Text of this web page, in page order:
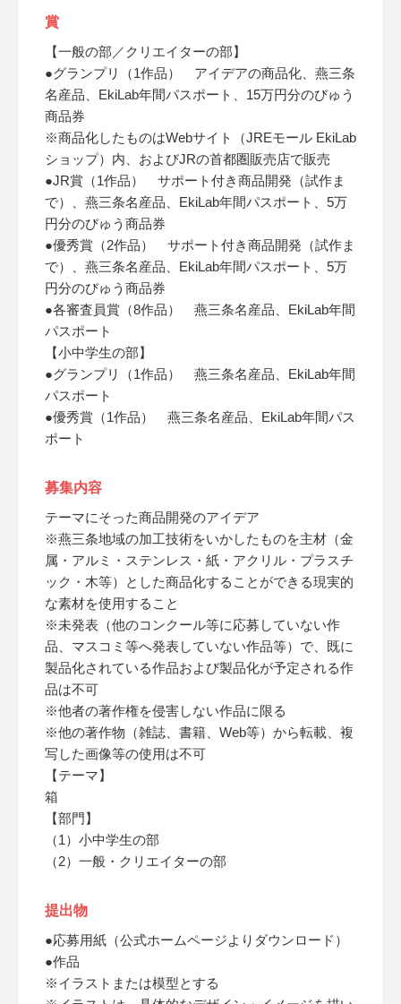
賞
【一般の部／クリエイターの部】
●グランプリ（1作品） アイデアの商品化、燕三条
名産品、EkiLab年間パスポート、15万円分のびゅう
商品券
※商品化したものはWebサイト（JREモール EkiLab
ショップ）内、およびJRの首都圏販売店で販売
●JR賞（1作品） サポート付き商品開発（試作ま
で）、燕三条名産品、EkiLab年間パスポート、5万
円分のびゅう商品券
●優秀賞（2作品） サポート付き商品開発（試作ま
で）、燕三条名産品、EkiLab年間パスポート、5万
円分のびゅう商品券
●各審査員賞（8作品） 燕三条名産品、EkiLab年間
パスポート
【小中学生の部】
●グランプリ（1作品） 燕三条名産品、EkiLab年間
パスポート
●優秀賞（1作品） 燕三条名産品、EkiLab年間パス
ポート
募集内容
テーマにそった商品開発のアイデア
※燕三条地域の加工技術をいかしたものを主材（金
属・アルミ・ステンレス・紙・アクリル・プラスチ
ック・木等）とした商品化することができる現実的
な素材を使用すること
※未発表（他のコンクール等に応募していない作
品、マスコミ等へ発表していない作品等）で、既に
製品化されている作品および製品化が予定される作
品は不可
※他者の著作権を侵害しない作品に限る
※他の著作物（雑誌、書籍、Web等）から転載、複
写した画像等の使用は不可
【テーマ】
箱
【部門】
（1）小中学生の部
（2）一般・クリエイターの部
提出物
●応募用紙（公式ホームページよりダウンロード）
●作品
※イラストまたは模型とする